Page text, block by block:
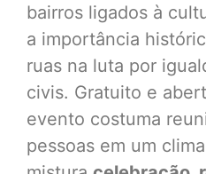
bairros ligados à
a importância
ruas na luta por
civis. Gratuito e
evento costuma
pessoas em um